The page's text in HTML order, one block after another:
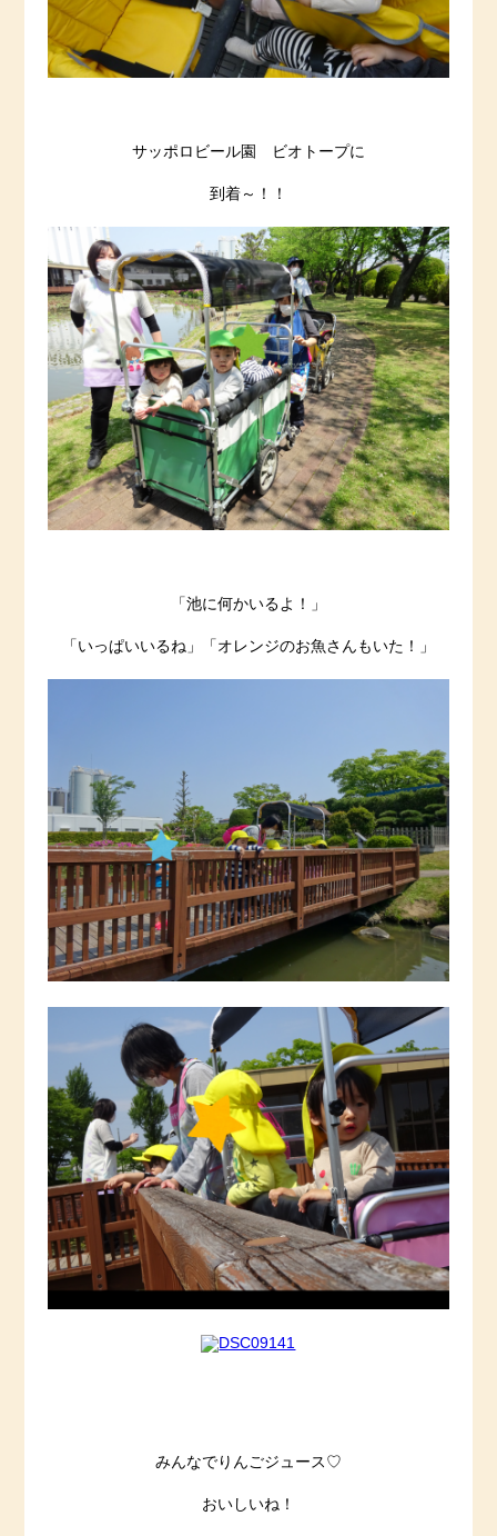
サッポロビール園 ビオトープに
到着～！！
「池に何かいるよ！」
「いっぱいいるね」「オレンジのお魚さんもいた！」
みんなでりんごジュース♡
おいしいね！